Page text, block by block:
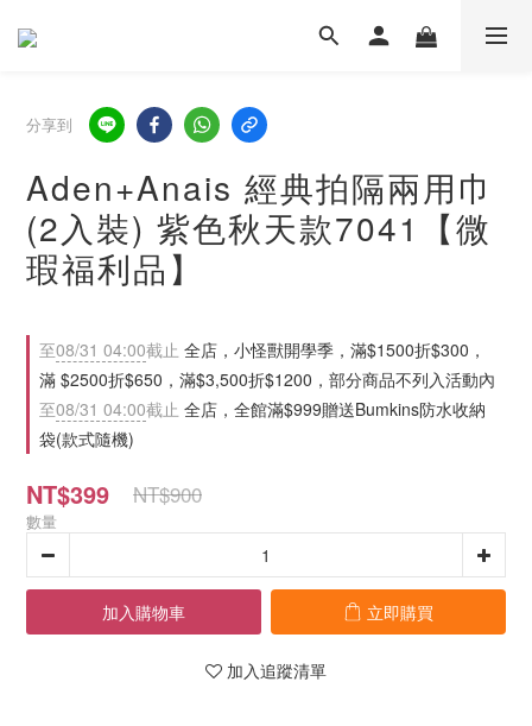
分享到
Aden+Anais 經典拍隔兩用巾
(2入裝) 紫色秋天款7041【微
瑕福利品】
至08/31 04:00截止 全店，小怪獸開學季，滿$1500折$300，
滿 $2500折$650，滿$3,500折$1200，部分商品不列入活動內
至08/31 04:00截止 全店，全館滿$999贈送Bumkins防水收納
袋(款式隨機)
NT$399 NT$900
數量
加入購物車 立即購買
加入追蹤清單